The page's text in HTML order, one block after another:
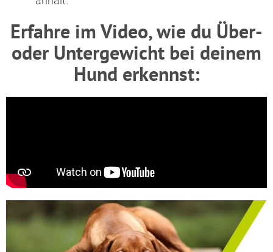
Erfahre im Video, wie du Über-
oder Untergewicht bei deinem
Hund erkennst: